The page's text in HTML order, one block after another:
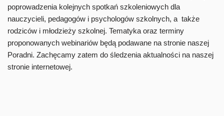
poprowadzenia kolejnych spotkań szkoleniowych dla
nauczycieli, pedagogów i psychologów szkolnych, a także
rodziców i młodzieży szkolnej. Tematyka oraz terminy
proponowanych webinariów będą podawane na stronie naszej
Poradni. Zachęcamy zatem do śledzenia aktualności na naszej
stronie internetowej.